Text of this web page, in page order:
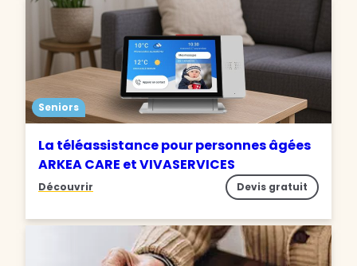
Seniors
La téléassistance pour personnes âgées
ARKEA CARE et VIVASERVICES
Découvrir Devis gratuit